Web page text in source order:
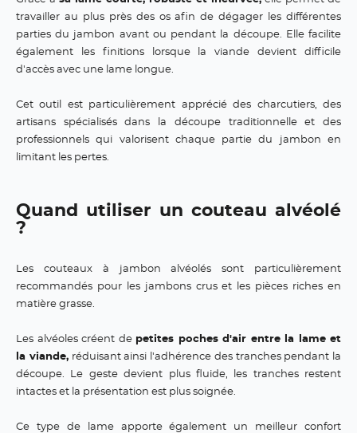
travailler au plus près des os afin de dégager les différentes
parties du jambon avant ou pendant la découpe. Elle facilite
également les finitions lorsque la viande devient difficile
d'accès avec une lame longue.
Cet outil est particulièrement apprécié des charcutiers, des
artisans spécialisés dans la découpe traditionnelle et des
professionnels qui valorisent chaque partie du jambon en
limitant les pertes.
Quand utiliser un couteau alvéolé
?
Les couteaux à jambon alvéolés sont particulièrement
recommandés pour les jambons crus et les pièces riches en
matière grasse.
Les alvéoles créent de petites poches d'air entre la lame et
la viande,réduisant ainsi l'adhérence des tranches pendant la
découpe. Le geste devient plus fluide, les tranches restent
intactes et la présentation est plus soignée.
Ce type de lame apporte également un meilleur confort